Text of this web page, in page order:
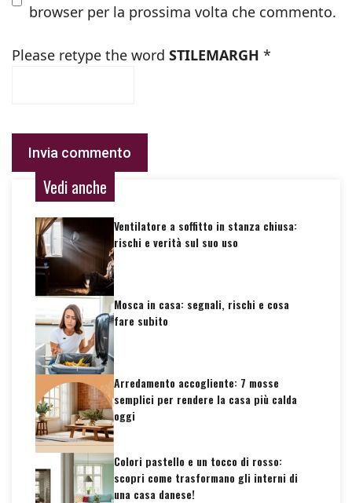
browser per la prossima volta che commento.
Please retype the word STILEMARGH *
Vedi anche
Ventilatore a soffitto in stanza chiusa:
rischi e verità sul suo uso
Mosca in casa: segnali, rischi e cosa
fare subito
Arredamento accogliente: 7 mosse
semplici per rendere la casa più calda
oggi
Colori pastello e un tocco di rosso:
scopri come trasformano gli interni di
una casa danese!